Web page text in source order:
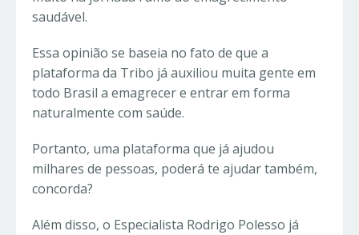
saudável.
Essa opinião se baseia no fato de que a
plataforma da Tribo já auxiliou muita gente em
todo Brasil a emagrecer e entrar em forma
naturalmente com saúde.
Portanto, uma plataforma que já ajudou
milhares de pessoas, poderá te ajudar também,
concorda?
Além disso, o Especialista Rodrigo Polesso já